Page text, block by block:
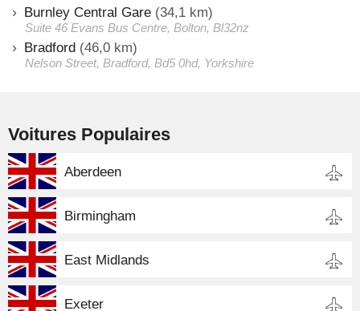
Burnley Central Gare (34,1 km)
Suite 46 Evans Bus Centre, Bolton, Bl32nz
Bradford (46,0 km)
Nelson Street, Bradford, Bd5 0hd, Yorkshire
Voitures Populaires
Aberdeen
Birmingham
East Midlands
Exeter